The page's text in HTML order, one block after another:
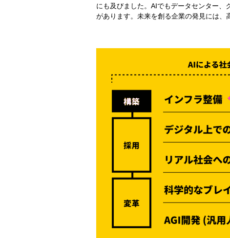
にも及びました。AIでもデータセンター
があります。未来を創る企業の発見には、